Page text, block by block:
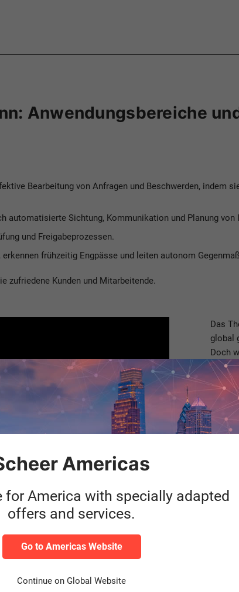
Anwendungsbereiche
Bearbeitung von Anfragen und Beschwerden, indem
automatisierte Sichtung, Kommunikation und Planung von
und Freigabeprozessen.
frühzeitig Engpässe und leiten autonom
zufriedene Kunden und Mitarbeitende.
Das
global
Doch
Americas
for America with specially adapted
offers and services.
Go to Americas Website
Continue on Global Website